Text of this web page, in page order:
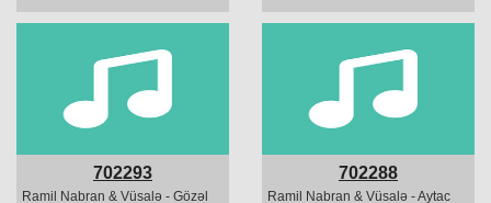
702293
Ramil Nabran & Vüsalə - Gözəl
702288
Ramil Nabran & Vüsalə - Aytac